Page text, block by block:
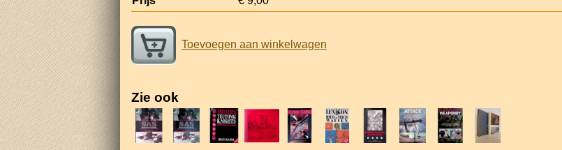
Toevoegen aan winkelwagen
Zie ook